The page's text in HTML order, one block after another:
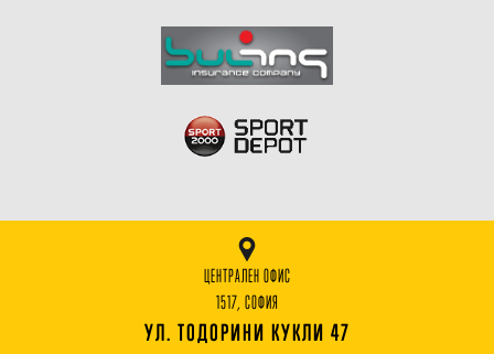
ЦЕНТРАЛЕН ОФИС
1517, СОФИЯ
УЛ. ТОДОРИНИ КУКЛИ 47